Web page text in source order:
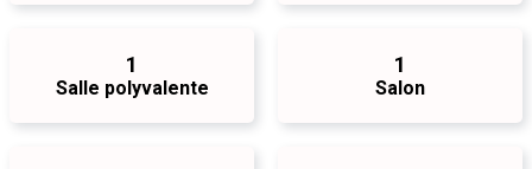
1
Salle polyvalente
1
Salon